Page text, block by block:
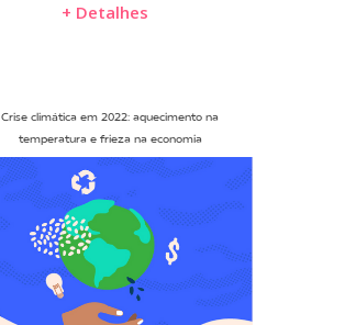
+ Detalhes
Crise climática em 2022: aquecimento na
temperatura e frieza na economia